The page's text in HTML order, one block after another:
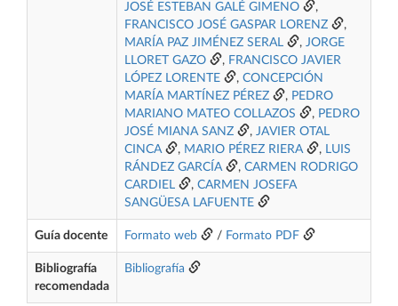
JOSÉ ESTEBAN GALÉ GIMENO
,
FRANCISCO JOSÉ GASPAR LORENZ
,
MARÍA PAZ JIMÉNEZ SERAL
, JORGE
LLORET GAZO
, FRANCISCO JAVIER
LÓPEZ LORENTE
, CONCEPCIÓN
MARÍA MARTÍNEZ PÉREZ
, PEDRO
MARIANO MATEO COLLAZOS
, PEDRO
JOSÉ MIANA SANZ
, JAVIER OTAL
CINCA
, MARIO PÉREZ RIERA , LUIS
RÁNDEZ GARCÍA
, CARMEN RODRIGO
CARDIEL
, CARMEN JOSEFA
SANGÜESA LAFUENTE
Guía docente Formato web / Formato PDF
Bibliografía
recomendada
Bibliografía